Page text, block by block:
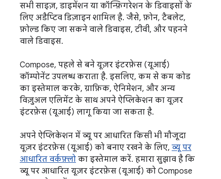
सभी साइज़, डाइमेंशन या कॉन्फ़िगरेशन के डिवाइसों के
लिए अडैप्टिव डिज़ाइन शामिल है. जैसे, फ़ोन, टैबलेट,
फ़ोल्ड किए जा सकने वाले डिवाइस, टीवी, और पहनने
वाले डिवाइस.
Compose, पहले से बने यूज़र इंटरफ़ेस (यूआई)
कॉम्पोनेंट उपलब्ध कराता है. इसलिए, कम से कम कोड
का इस्तेमाल करके, ग्राफ़िक, ऐनिमेशन, और अन्य
विज़ुअल एलिमेंट के साथ अपने ऐप्लिकेशन का यूज़र
इंटरफ़ेस (यूआई) लागू किया जा सकता है.
अपने ऐप्लिकेशन में व्यू पर आधारित किसी भी मौजूदा
यूज़र इंटरफ़ेस (यूआई) को बनाए रखने के लिए, व्यू पर
आधारित वर्कफ़्लो का इस्तेमाल करें. हमारा सुझाव है कि
व्यू पर आधारित यूज़र इंटरफ़ेस (यूआई) को Compose